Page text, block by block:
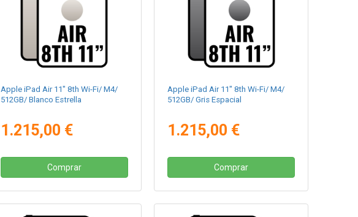
Apple iPad Air 11" 8th Wi-Fi/ M4/
512GB/ Blanco Estrella
1.215,00 €
Comprar
Apple iPad Air 11" 8th Wi-Fi/ M4/
512GB/ Gris Espacial
1.215,00 €
Comprar